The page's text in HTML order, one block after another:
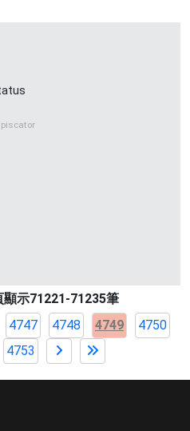
示71221-71235筆
4747 4748 4749
4750
4753